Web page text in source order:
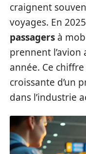
craignent
voyages. En
passagers à
prennent l’avion
année. Ce
croissante d’un
dans l’industrie